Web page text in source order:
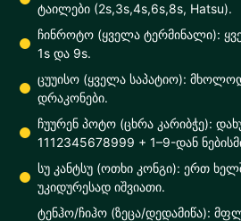
ტაილები (2s,3s,4s,6s,8s, Hatsu).
ჩინროტო (ყველა ტერმინალი):
1s და 9s.
ცუუისო (ყველა საპატიო):
დრაკონები.
ჩუურენ პოტო (ცხრა კარიბჭე):
1112345678999 + 1–9-დან
სუ კანტსუ (ოთხი კონგი): ერთ
უკიდურესად იშვიათი.
ტენჰო/ჩიჰო (ზეცა/დედამიწა):